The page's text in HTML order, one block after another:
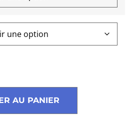
AU PANIER